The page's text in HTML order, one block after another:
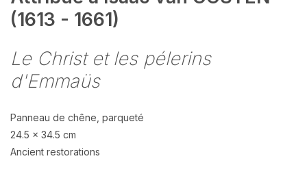
(1613 - 1661)
Le Christ et les pélerins
d'Emmaüs
Panneau de chêne, parqueté
24.5 x 34.5 cm
Ancient restorations